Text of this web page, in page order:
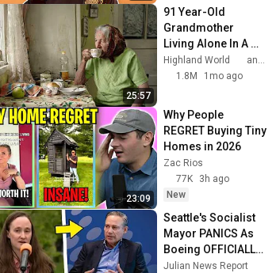
감추인 만나 336화 - 그리스
도를 알기 위해 모든 것을 배
설물로 여김
한국복음서원
감추인 만나 335화 - 여리고
의 창녀 라합의 갈망과 믿음
한국복음서원
감추인 만나 334화 - 요단강
을 건너는 것의 참된 의미
한국복음서원
감추인 만나 333화 - 온 땅으
로 움직이시는 하나님의 경륜
의 바퀴
한국복음서원
감추인 만나 332화 하나님의
목적에 대한 내재적인 의미
한국복음서원
25:57
91 Year-Old
Grandmother
Living Alone In A
Mountain Village
Forgotten By The
Highland World
and 2 more
1.8M
1mo ago
23:09
Why People
REGRET Buying Tiny
Homes in 2026
Zac Rios
77K
3h ago
New
Seattle's Socialist
Mayor PANICS As
Boeing OFFICIALLY
SHIFTS 9,000 Jobs
Julian News Report